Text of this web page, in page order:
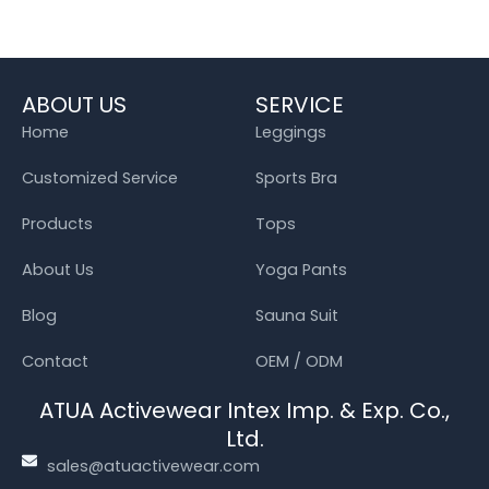
ABOUT US
Home
Customized Service
Products
About Us
Blog
Contact
SERVICE
Leggings
Sports Bra
Tops
Yoga Pants
Sauna Suit
OEM / ODM
ATUA Activewear Intex Imp. & Exp. Co.,
Ltd.
sales@atuactivewear.com